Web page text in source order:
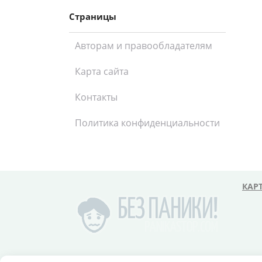
Страницы
Авторам и правообладателям
Карта сайта
Контакты
Политика конфиденциальности